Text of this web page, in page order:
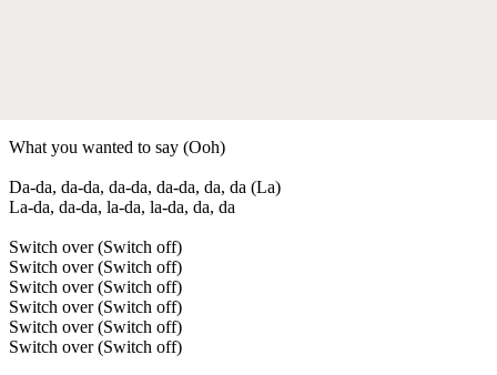
What you wanted to say (Ooh)
Da-da, da-da, da-da, da-da, da, da (La)
La-da, da-da, la-da, la-da, da, da
Switch over (Switch off)
Switch over (Switch off)
Switch over (Switch off)
Switch over (Switch off)
Switch over (Switch off)
Switch over (Switch off)